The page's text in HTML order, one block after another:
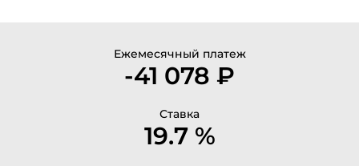
Ежемесячный платеж
-41 078 ₽
Ставка
19.7 %